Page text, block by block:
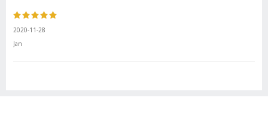
2020-11-28
Jan